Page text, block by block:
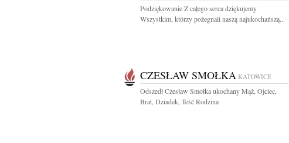
Podziękowanie Z całego serca dziękujemy
Wszystkim, którzy pożegnali naszą najukochańszą...
CZESŁAW SMOŁKA KATOWICE
Odszedł Czesław Smołka ukochany Mąż, Ojciec,
Brat, Dziadek, Teść Rodzina